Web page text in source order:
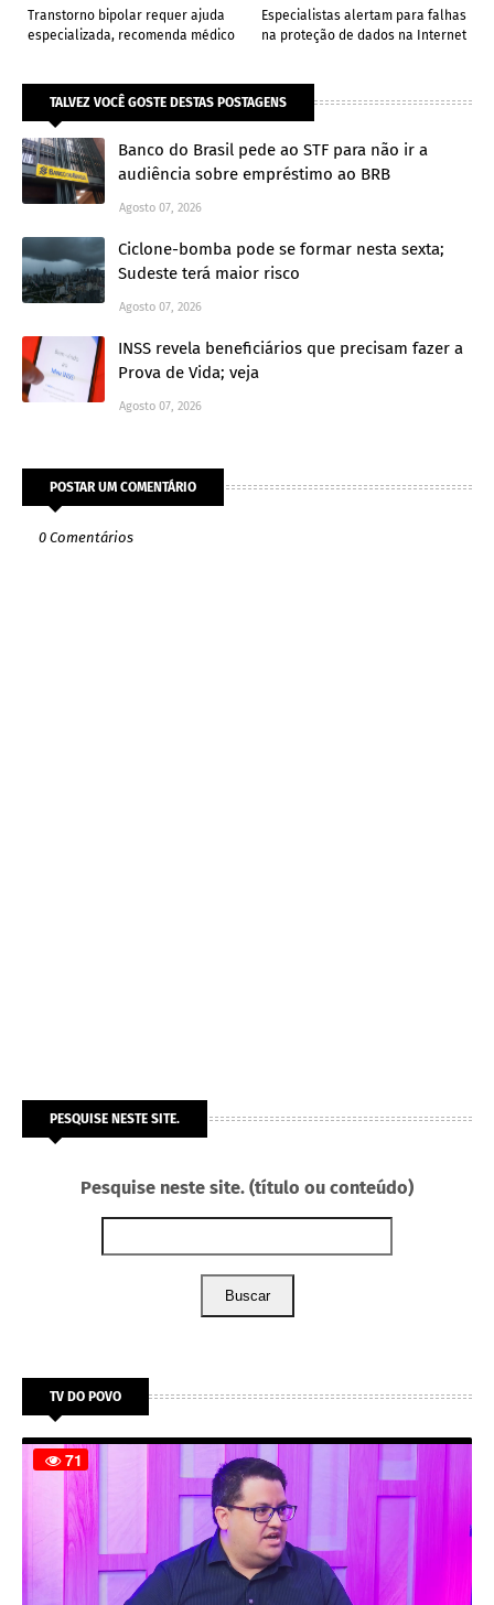
Especialistas alertam para falhas
na proteção de dados na Internet
Transtorno bipolar requer ajuda
especializada, recomenda médico
TALVEZ VOCÊ GOSTE DESTAS POSTAGENS
Banco do Brasil pede ao STF para não ir a
audiência sobre empréstimo ao BRB
Agosto 07, 2026
Ciclone-bomba pode se formar nesta sexta;
Sudeste terá maior risco
Agosto 07, 2026
INSS revela beneficiários que precisam fazer a
Prova de Vida; veja
Agosto 07, 2026
POSTAR UM COMENTÁRIO
0 Comentários
PESQUISE NESTE SITE.
Pesquise neste site. (título ou conteúdo)
Buscar
TV DO POVO